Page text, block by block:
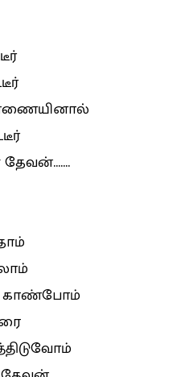
காண்போம்